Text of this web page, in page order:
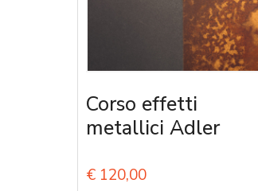
Corso effetti
metallici Adler
€ 120,00